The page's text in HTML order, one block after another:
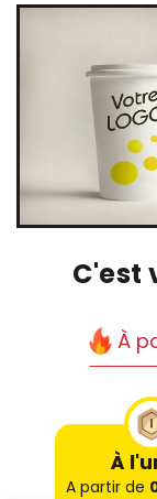
C'est
À
A partir de
À